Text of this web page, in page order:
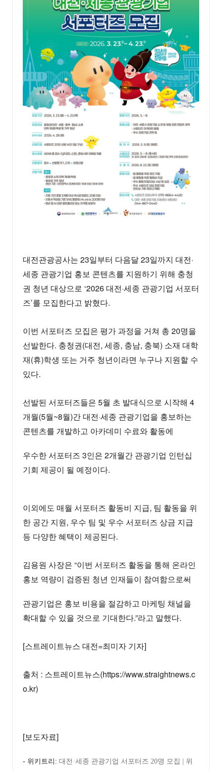
대전관광공사는 23일부터 다음달 23일까지 대전·
세종 관광기업 홍보 콘텐츠를 지원하기 위해 충청
권 청년 대상으로 ‘2026 대전·세종 관광기업 서포터
즈’를 모집한다고 밝혔다.
이번 서포터즈 모집은 평가 과정을 거쳐 총 20명을
선발한다. 충청권(대전, 세종, 충남, 충북) 소재 대학
재(휴)학생 또는 거주 청년이라면 누구나 지원할 수
있다.
선발된 서포터즈들은 5월 초 발대식으로 시작해 4
개월(5월~8월)간 대전·세종 관광기업을 홍보하는
콘텐츠를 개발하고 아카데미 수료와 활동에
우수한 서포터즈 3인은 2개월간 관광기업 인턴십
기회 제공이 될 예정이다.
이외에도 매월 서포터즈 활동비 지급, 팀 활동을 위
한 공간 지원, 우수 팀 및 우수 서포터즈 상금 지급
등 다양한 혜택이 제공된다.
김용원 사장은 “이번 서포터즈 활동을 통해 온라인
홍보 역량이 검증된 청년 인재들이 참여함으로써
관광기업은 홍보 비용을 절감하고 마케팅 채널을
확대할 수 있을 것으로 기대한다.”라고 말했다.
[스트레이트뉴스 대전=최미자 기자]
출처 : 스트레이트뉴스(https://www.straightnews.c
o.kr)
[보도자료]
- 위키트리: 대전·세종 관광기업 서포터즈 20명 모집 | 위